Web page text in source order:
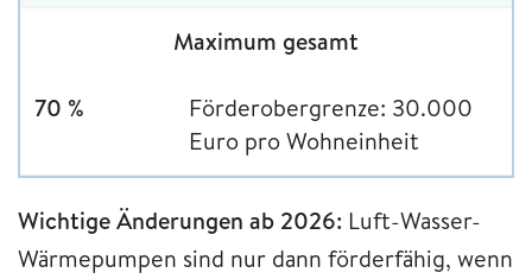
Maximum gesamt
70 %
Förderobergrenze: 30.000
Euro pro Wohneinheit
Wichtige Änderungen ab 2026: Luft-Wasser-
Wärmepumpen sind nur dann förderfähig, wenn